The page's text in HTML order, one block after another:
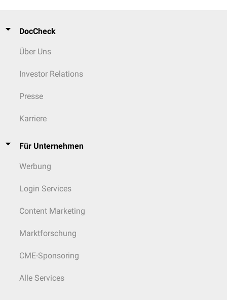
DocCheck
Über Uns
Investor Relations
Presse
Karriere
Für Unternehmen
Werbung
Login Services
Content Marketing
Marktforschung
CME-Sponsoring
Alle Services